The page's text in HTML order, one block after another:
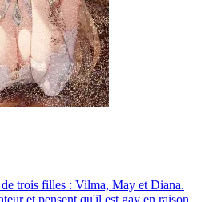
trois filles : Vilma, May et Diana.